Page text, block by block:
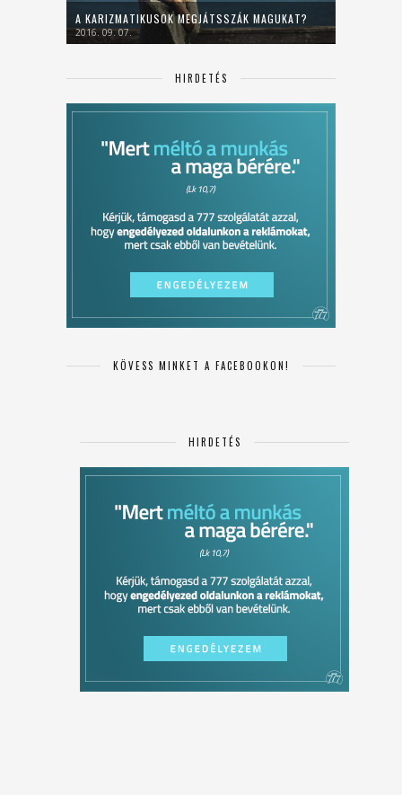
A KARIZMATIKUSOK MEGJÁTSSZÁK MAGUKAT?
2016. 09. 07.
HIRDETÉS
KÖVESS MINKET A FACEBOOKON!
HIRDETÉS